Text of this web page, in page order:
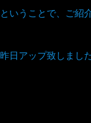
ということで、ご紹
昨日アップ致しまし